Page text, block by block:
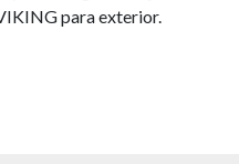
para exterior.